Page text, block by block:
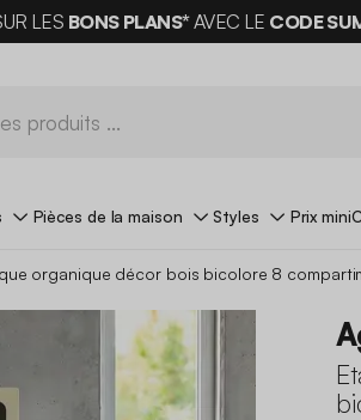
LES BONS PLANS*AVEC LE CODE
Pièces de la maison Styles Prix mini
organique décor bois bicolore 8